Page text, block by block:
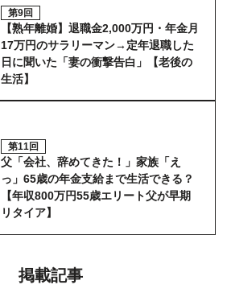
第9回
【熟年離婚】退職金2,000万円・年金月
17万円のサラリーマン→定年退職した
日に聞いた「妻の衝撃告白」【老後の
生活】
第11回
父「会社、辞めてきた！」家族「え
っ」65歳の年金支給まで生活できる？
【年収800万円55歳エリート父が早期
リタイア】
掲載記事